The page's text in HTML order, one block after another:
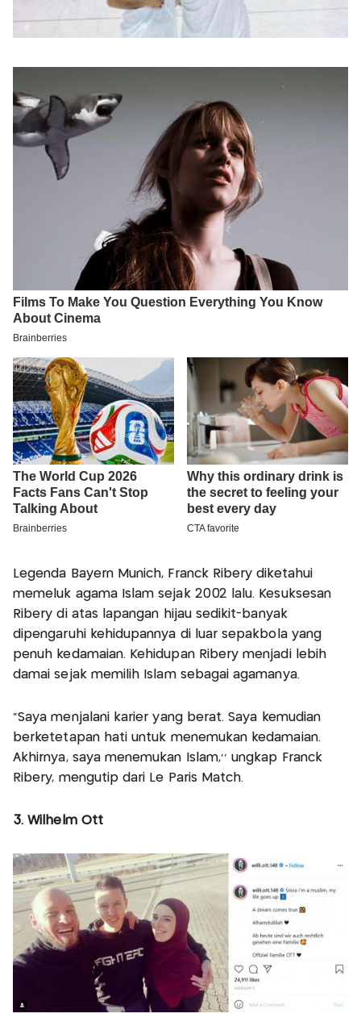
Legenda Bayern Munich, Franck Ribery diketahui
memeluk agama Islam sejak 2002 lalu. Kesuksesan
Ribery di atas lapangan hijau sedikit-banyak
dipengaruhi kehidupannya di luar sepakbola yang
penuh kedamaian. Kehidupan Ribery menjadi lebih
damai sejak memilih Islam sebagai agamanya.
“Saya menjalani karier yang berat. Saya kemudian
berketetapan hati untuk menemukan kedamaian.
Akhirnya, saya menemukan Islam,'' ungkap Franck
Ribery, mengutip dari Le Paris Match.
3. Wilhelm Ott